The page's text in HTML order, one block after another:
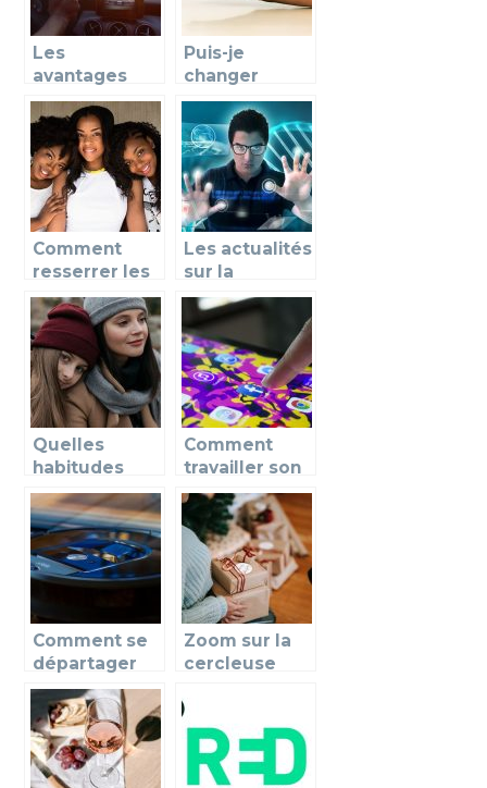
Les
avantages
d’en connaitre
plus sur
l’assurance
auto
Puis-je
changer
d’assurance
quand je veux
?
Comment
resserrer les
liens dans la
famille?
Les actualités
sur la
technologie
en ce
moment
Quelles
habitudes
instaurées
pour
renforcer la
cohésion dans
la famille ?
Comment
travailler son
image sur les
réseaux
sociaux?
Comment se
départager
efficacement
les tâches
ménagères ?
Zoom sur la
cercleuse
mobile